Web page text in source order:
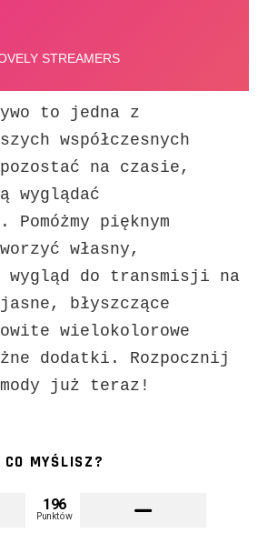
to jedna z
współczesnych
na czasie,
wyglądać
pięknym
własny,
wygląd do transmisji na
błyszczące
wielokolorowe
dodatki. Rozpocznij
już teraz!
CO MYŚLISZ?
196
Punktów